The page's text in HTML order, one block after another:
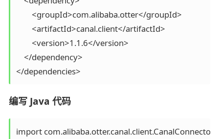
        <groupId>com.alibaba.otter</groupId>
        <artifactId>canal.client</artifactId>
        <version>1.1.6</version>
    </dependency>
编写 Java 代码
import com.alibaba.otter.canal.client.CanalConnector;